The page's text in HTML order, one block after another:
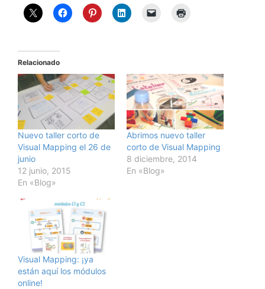
Relacionado
Nuevo taller corto de
Visual Mapping el 26 de
junio
12 junio, 2015
En «Blog»
Abrimos nuevo taller
corto de Visual Mapping
8 diciembre, 2014
En «Blog»
Visual Mapping: ¡ya
están aquí los módulos
online!